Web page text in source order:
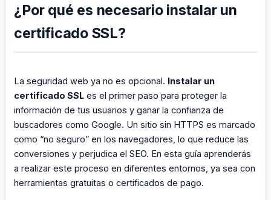
¿Por qué es necesario instalar un
certificado SSL?
La seguridad web ya no es opcional. Instalar un
certificado SSL es el primer paso para proteger la
información de tus usuarios y ganar la confianza de
buscadores como Google. Un sitio sin HTTPS es marcado
como “no seguro” en los navegadores, lo que reduce las
conversiones y perjudica el SEO. En esta guía aprenderás
a realizar este proceso en diferentes entornos, ya sea con
herramientas gratuitas o certificados de pago.